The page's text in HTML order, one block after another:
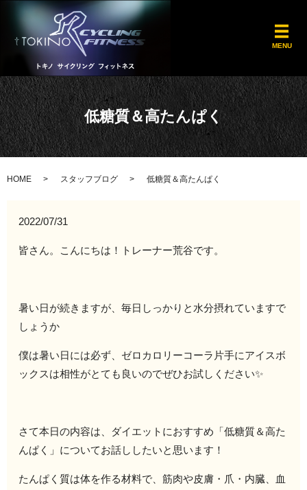
MENU
低糖質＆高たんぱく
HOME スタッフブログ 低糖質＆高たんぱく
2022/07/31
皆さん。こんにちは！トレーナー荒谷です。
暑い日が続きますが、毎日しっかりと水分摂れていますで
しょうか
僕は暑い日には必ず、ゼロカロリーコーラ片手にアイスボ
ックスは相性がとても良いのでぜひお試しください✨
さて本日の内容は、ダイエットにおすすめ「低糖質＆高た
んぱく」についてお話ししたいと思います！
たんぱく質は体を作る材料で、筋肉や皮膚・爪・内臓、血